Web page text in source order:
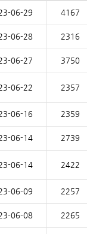
06-29 4167
06-28 2316
06-27 3750
06-22 2357
06-16 2359
06-14 2739
06-14 2422
06-09 2257
06-08 2265